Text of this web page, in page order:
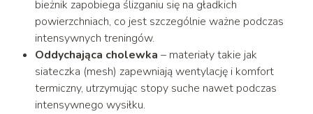
bieżnik zapobiega ślizganiu się na gładkich
powierzchniach, co jest szczególnie ważne podczas
intensywnych treningów.
Oddychająca cholewka – materiały takie jak
siateczka (mesh) zapewniają wentylację i komfort
termiczny, utrzymując stopy suche nawet podczas
intensywnego wysiłku.